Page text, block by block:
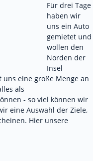
Für drei Tage
haben wir
uns ein Auto
gemietet und
wollen den
Norden der
Insel
eine große Menge an
als
- so viel können wir
eine Auswahl der Ziele,
Hier unsere